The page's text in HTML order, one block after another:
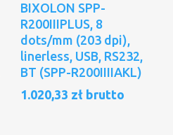
BIXOLON SPP-
R200IIIPLUS, 8
dots/mm (203 dpi),
linerless, USB, RS232,
BT (SPP-R200IIIIAKL)
1.020,33 zł brutto